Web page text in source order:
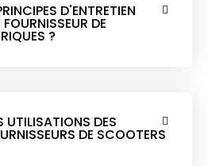
D'ENTRETIEN
DE
?
UTILISATIONS DES
DE SCOOTERS